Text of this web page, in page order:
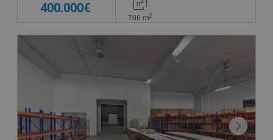
400.000€
700 m2